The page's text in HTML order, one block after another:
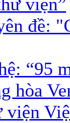
đề:
“95
hòa
viện